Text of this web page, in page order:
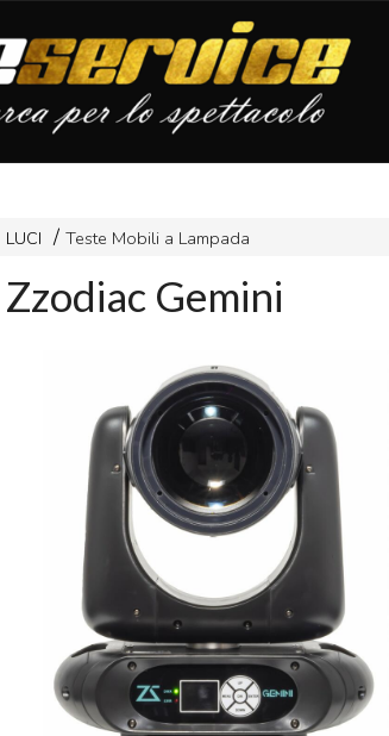
LUCI Teste Mobili a Lampada
Zzodiac Gemini